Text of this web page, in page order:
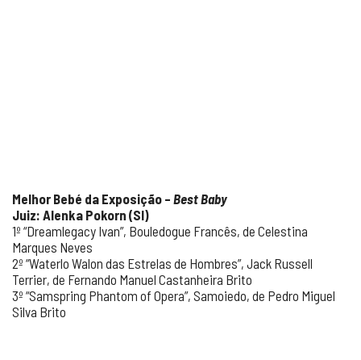
Melhor Bebé da Exposição – Best Baby
Juiz: Alenka Pokorn (SI)
1º “Dreamlegacy Ivan”, Bouledogue Francês, de Celestina
Marques Neves
2º “Waterlo Walon das Estrelas de Hombres”, Jack Russell
Terrier, de Fernando Manuel Castanheira Brito
3º “Samspring Phantom of Opera”, Samoiedo, de Pedro Miguel
Silva Brito